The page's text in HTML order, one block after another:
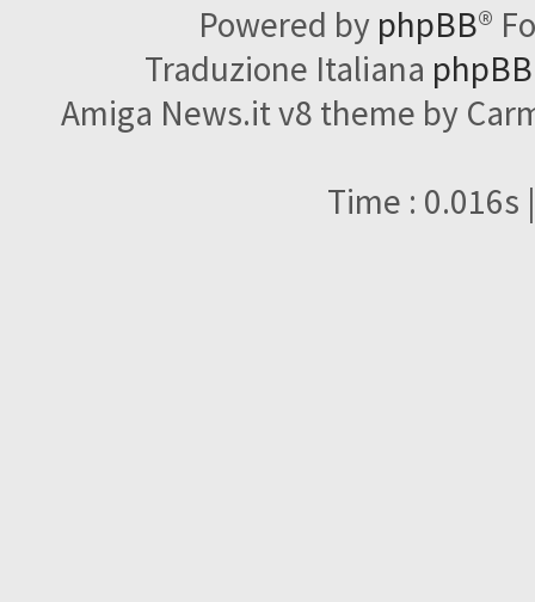
Powered by phpBB®
Traduzione Italiana
Amiga News.it v8 theme by
Time : 0.016s